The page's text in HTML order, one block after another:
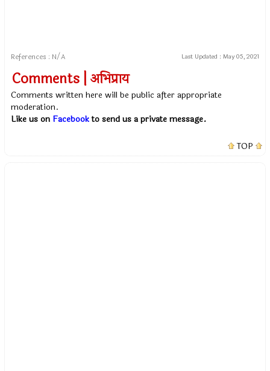
References : N/A Last Updated : May 05, 2021
Comments | अभिप्राय
Comments written here will be public after appropriate
moderation.
Like us on Facebookto send us a private message.
TOP